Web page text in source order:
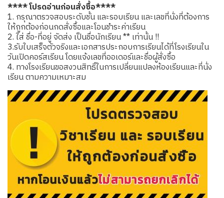
**** โปรดอ่านก่อนสั่งซื้อ****
1. กรุณาตรวจสอบระดับชั้น และรอบเรียน และเลขที่นั่งที่ต้องการ
ให้ถูกต้องก่อนกดสั่งซื้อและโอนชำระค่าเรียน
2. ใส่ ชื่อ-ที่อยู่ จัดส่ง เป็นชื่อนักเรียน ** เท่านั้น !!
3.รับใบเสร็จตัวจริงและเอกสารประกอบการเรียนได้ที่โรงเรียนใน
วันเปิดคอร์สเรียน โดยแจ้งเลขที่ออเดอร์และชื่อผู้สั่งซื้อ
4. ทางโรงเรียนขอสงวนสิทธิ์ในการเปลี่ยนแปลงห้องเรียนและที่นั่ง
เรียน ตามความเหมาะสม